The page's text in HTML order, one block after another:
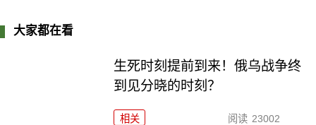
大家都在看
生死时刻提前到来！俄乌战争终
到见分晓的时刻？
相关 阅读 23002